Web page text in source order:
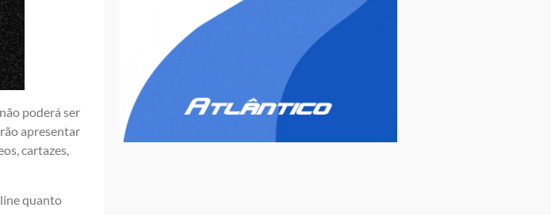
poderá ser
apresentar
cartazes,
quanto